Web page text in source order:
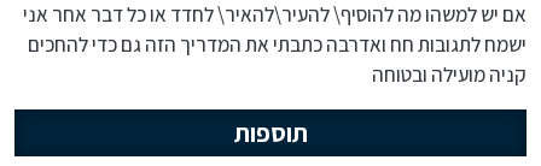
אם יש למשהו מה להוסיף\ להעיר\להאיר\ לחדד או כל דבר אחר אני
ישמח לתגובות חח ואדרבה כתבתי את המדריך הזה גם כדי להחכים
קניה מועילה ובטוחה
תוספות